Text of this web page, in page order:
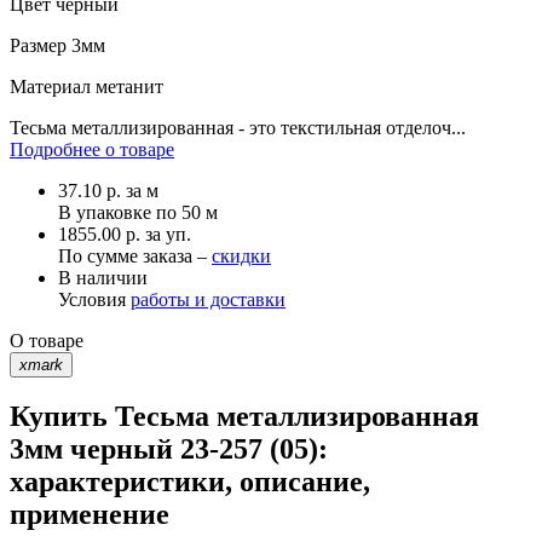
Размер 3мм
Материал метанит
Тесьма металлизированная - это текстильная отделоч...
Подробнее о товаре
37.10 р. за м
В упаковке по 50 м
1855.00 р. за уп.
По сумме заказа – скидки
В наличии
Условия работы и доставки
О товаре
xmark
Купить Тесьма металлизированная
3мм черный 23-257 (05):
характеристики, описание,
применение